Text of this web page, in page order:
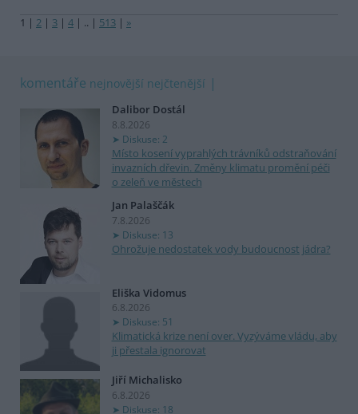
1 | 2 | 3 | 4 | .. | 513 | »
komentáře nejnovější nejčtenější
Dalibor Dostál
8.8.2026
Diskuse: 2
Místo kosení vyprahlých trávníků odstraňování
invazních dřevin. Změny klimatu promění péči
o zeleň ve městech
Jan Palaščák
7.8.2026
Diskuse: 13
Ohrožuje nedostatek vody budoucnost jádra?
Eliška Vidomus
6.8.2026
Diskuse: 51
Klimatická krize není over. Vyzýváme vládu, aby
ji přestala ignorovat
Jiří Michalisko
6.8.2026
Diskuse: 18